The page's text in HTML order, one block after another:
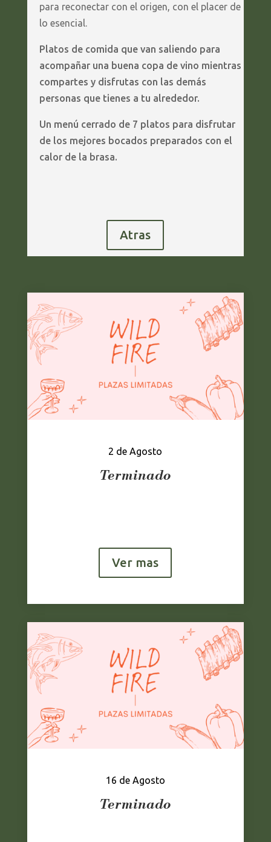
para reconectar con el origen, con el placer de
lo esencial.
Platos de comida que van saliendo para
acompañar una buena copa de vino mientras
compartes y disfrutas con las demás
personas que tienes a tu alrededor.
Un menú cerrado de 7 platos para disfrutar
de los mejores bocados preparados con el
calor de la brasa.
Atras
2 de Agosto
Terminado
Ver mas
16 de Agosto
Terminado